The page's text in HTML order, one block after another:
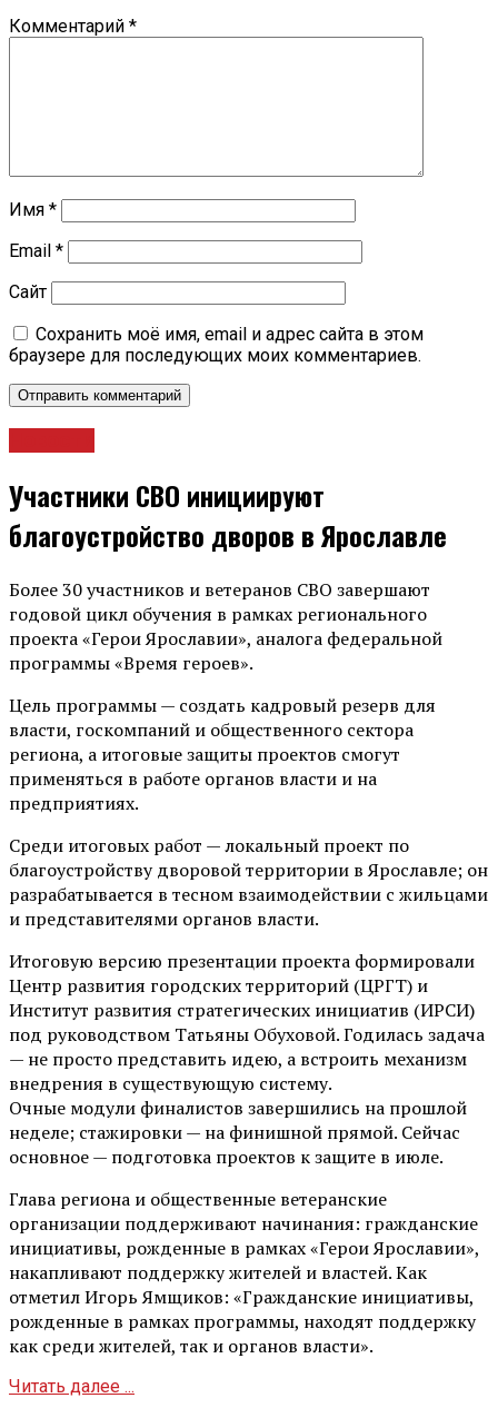
Комментарий *
Имя *
Email *
Сайт
Сохранить моё имя, email и адрес сайта в этом
браузере для последующих моих комментариев.
Участники СВО инициируют
благоустройство дворов в Ярославле
Более 30 участников и ветеранов СВО завершают
годовой цикл обучения в рамках регионального
проекта «Герои Ярославии», аналога федеральной
программы «Время героев».
Цель программы — создать кадровый резерв для
власти, госкомпаний и общественного сектора
региона, а итоговые защиты проектов смогут
применяться в работе органов власти и на
предприятиях.
Среди итоговых работ — локальный проект по
благоустройству дворовой территории в Ярославле; он
разрабатывается в тесном взаимодействии с жильцами
и представителями органов власти.
Итоговую версию презентации проекта формировали
Центр развития городских территорий (ЦРГТ) и
Институт развития стратегических инициатив (ИРСИ)
под руководством Татьяны Обуховой. Годилась задача
— не просто представить идею, а встроить механизм
внедрения в существующую систему.
Очные модули финалистов завершились на прошлой
неделе; стажировки — на финишной прямой. Сейчас
основное — подготовка проектов к защите в июле.
Глава региона и общественные ветеранские
организации поддерживают начинания: гражданские
инициативы, рожденные в рамках «Герои Ярославии»,
накапливают поддержку жителей и властей. Как
отметил Игорь Ямщиков: «Гражданские инициативы,
рожденные в рамках программы, находят поддержку
как среди жителей, так и органов власти».
Читать далее ...